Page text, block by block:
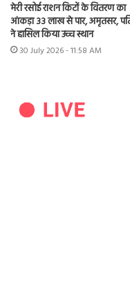
मेरी रसोई राशन किटों के वितरण का
आंकड़ा 33 लाख से पार, अमृतसर,
ने हासिल किया उच्च स्थान
30 July 2026 - 11:58 AM